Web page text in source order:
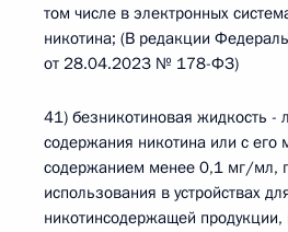
том числе в электронных
никотина; (В редакции
от 28.04.2023 № 178-ФЗ)
41) безникотиновая жидкость -
содержания никотина или с
содержанием менее 0,1 мг/мл,
использования в устройствах
никотинсодержащей продукции,